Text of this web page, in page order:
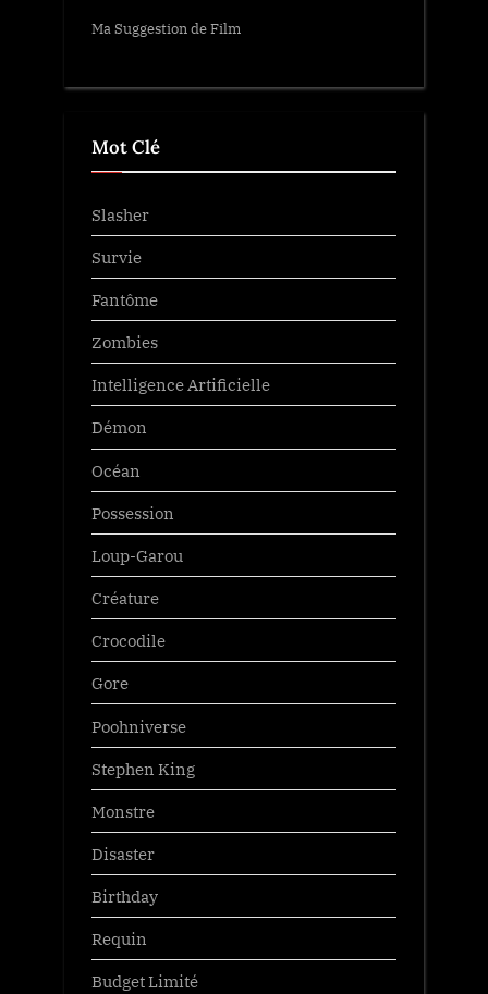
Ma Suggestion de Film
Mot Clé
Slasher
Survie
Fantôme
Zombies
Intelligence Artificielle
Démon
Océan
Possession
Loup-Garou
Créature
Crocodile
Gore
Poohniverse
Stephen King
Monstre
Disaster
Birthday
Requin
Budget Limité